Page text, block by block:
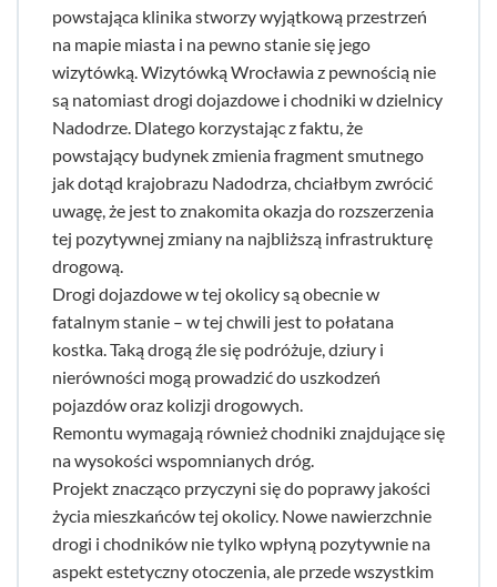
powstająca klinika stworzy wyjątkową przestrzeń
na mapie miasta i na pewno stanie się jego
wizytówką. Wizytówką Wrocławia z pewnością nie
są natomiast drogi dojazdowe i chodniki w dzielnicy
Nadodrze. Dlatego korzystając z faktu, że
powstający budynek zmienia fragment smutnego
jak dotąd krajobrazu Nadodrza, chciałbym zwrócić
uwagę, że jest to znakomita okazja do rozszerzenia
tej pozytywnej zmiany na najbliższą infrastrukturę
drogową.
Drogi dojazdowe w tej okolicy są obecnie w
fatalnym stanie – w tej chwili jest to połatana
kostka. Taką drogą źle się podróżuje, dziury i
nierówności mogą prowadzić do uszkodzeń
pojazdów oraz kolizji drogowych.
Remontu wymagają również chodniki znajdujące się
na wysokości wspomnianych dróg.
Projekt znacząco przyczyni się do poprawy jakości
życia mieszkańców tej okolicy. Nowe nawierzchnie
drogi i chodników nie tylko wpłyną pozytywnie na
aspekt estetyczny otoczenia, ale przede wszystkim